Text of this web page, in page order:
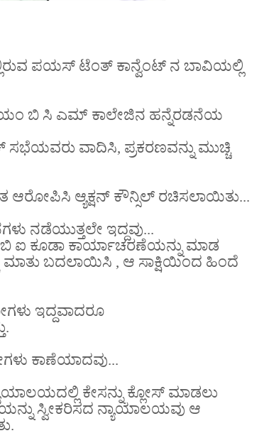
ಪಯಸ್ ಟೆಂತ್ ಕಾನ್ವೆಂಟ್ ನ ಬಾವಿಯಲ್ಲಿ
ಬಿ ಸಿ ಎಮ್ ಕಾಲೇಜಿನ ಹನ್ನೆರಡನೆಯ
ವಾದಿಸಿ, ಪ್ರಕರಣವನ್ನು ಮುಚ್ಚಿ
ಆರೋಪಿಸಿ ಆ್ಯಕ್ಷನ್ ಕೌನ್ಸಿಲ್ ರಚಿಸಲಾಯಿತು...
ನಡೆಯುತ್ತಲೇ ಇದ್ದವು...
ಐ ಕೂಡಾ ಕಾರ್ಯಾಚರಣೆಯನ್ನು ಮಾಡ
ಮಾತು ಬದಲಾಯಿಸಿ , ಆ ಸಾಕ್ಷಿಯಿಂದ ಹಿಂದೆ
ಇದ್ದವಾದರೂ
ಕಾಣೆಯಾದವು...
ಕೇಸನ್ನು ಕ್ಲೋಸ್ ಮಾಡಲು
ಸ್ವೀಕರಿಸದ ನ್ಯಾಯಾಲಯವು ಆ